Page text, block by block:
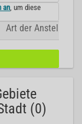
an , um diese
Art der Anstellung
(0)